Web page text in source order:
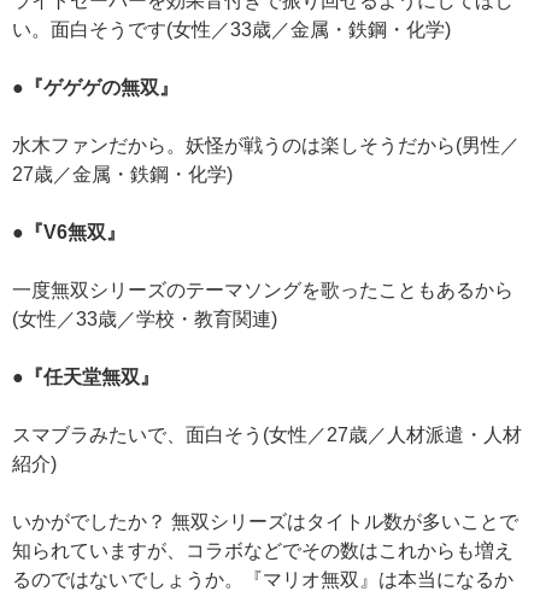
い。面白そうです(女性／33歳／金属・鉄鋼・化学)
●『ゲゲゲの無双』
水木ファンだから。妖怪が戦うのは楽しそうだから(男性／
27歳／金属・鉄鋼・化学)
●『V6無双』
一度無双シリーズのテーマソングを歌ったこともあるから
(女性／33歳／学校・教育関連)
●『任天堂無双』
スマブラみたいで、面白そう(女性／27歳／人材派遣・人材
紹介)
いかがでしたか？ 無双シリーズはタイトル数が多いことで
知られていますが、コラボなどでその数はこれからも増え
るのではないでしょうか。『マリオ無双』は本当になるか